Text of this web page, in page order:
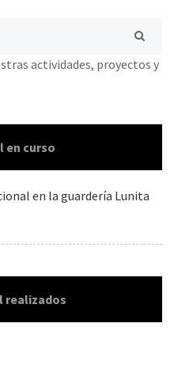
actividades, proyectos y
en curso
en la guardería Lunita
realizados